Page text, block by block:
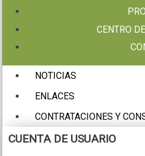
CENTRO
NOTICIAS
ENLACES
CONTRATACIONES Y
CUENTA DE USUARIO